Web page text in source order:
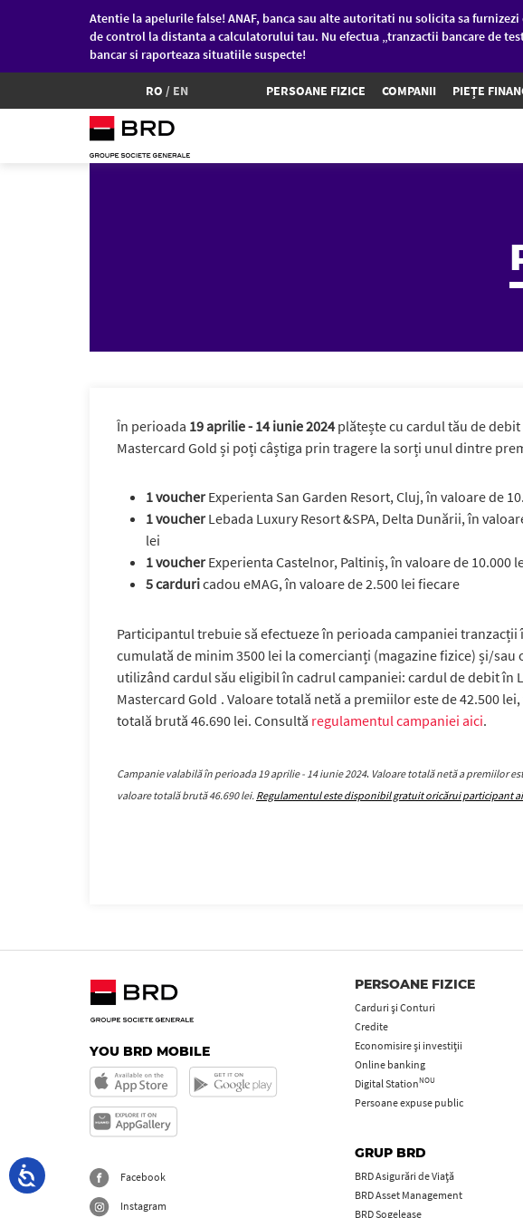
Atentie la apelurile false! ANAF, banca sau alte autoritati nu solicita sa
de control la distanta a calculatorului tau. Nu efectua „tranzactii bancare de
bancar si raporteaza situatiile suspecte!
RO / EN PERSOANE FIZICE COMPANII PIEȚE
În perioada 19 aprilie - 14 iunie 2024plătește cu cardul tău de debit
Mastercard Gold și poți câștiga prin tragere la sorți unul dintre
1 voucherExperienta San Garden Resort, Cluj, în valoare de
1 voucherLebada Luxury Resort &SPA, Delta Dunării, în
lei
1 voucherExperienta Castelnor, Paltiniș, în valoare de 10.000
5 carduricadou eMAG, în valoare de 2.500 lei fiecare
Participantul trebuie să efectueze în perioada campaniei tranzacții
cumulată de minim 3500 lei la comercianți (magazine fizice) și/sau
utilizând cardul său eligibil în cadrul campaniei: cardul de debit în
Mastercard Gold . Valoare totală netă a premiilor este de 42.500
totală brută 46.690 lei. Consultă regulamentul campaniei aici.
Campanie valabilă în perioada 19 aprilie - 14 iunie 2024. Valoare totală netă a premiilor
valoare totală brută 46.690 lei. Regulamentul este disponibil gratuit oricărui participant
YOU BRD MOBILE
Facebook
Instagram
PERSOANE FIZICE
Carduri şi Conturi
Credite
Economisire și investiții
Online banking
Digital StationNOU
Persoane expuse public
GRUP BRD
BRD Asigurări de Viață
BRD Asset Management
BRD Sogelease